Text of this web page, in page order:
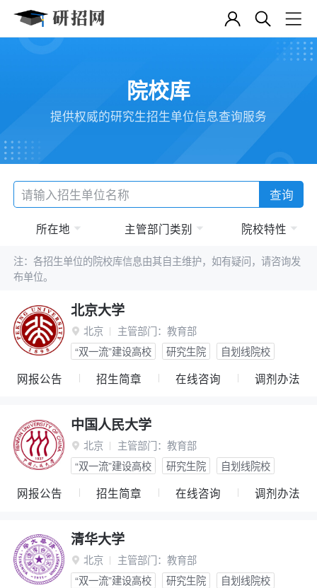
院校库
提供权威的研究生招生单位信息查询服务
查询
所在地 主管部门类别 院校特性
注：各招生单位的院校库信息由其自主维护，如有疑问，请咨询发
布单位。
北京大学
 北京 主管部门： 教育部
“双一流”建设高校
研究生院 自划线院校
网报公告 招生简章 在线咨询 调剂办法
中国人民大学
 北京 主管部门： 教育部
“双一流”建设高校
研究生院 自划线院校
网报公告 招生简章 在线咨询 调剂办法
清华大学
 北京 主管部门： 教育部
“双一流”建设高校
研究生院 自划线院校